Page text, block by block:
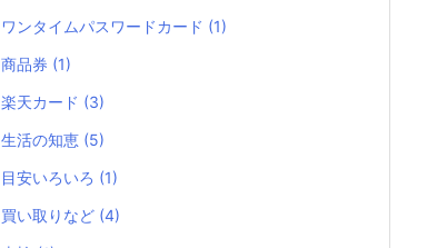
ワンタイムパスワードカード (1)
商品券 (1)
楽天カード (3)
生活の知恵 (5)
目安いろいろ (1)
買い取りなど (4)